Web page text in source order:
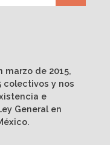
marzo de 2015,
colectivos y nos
e
General en